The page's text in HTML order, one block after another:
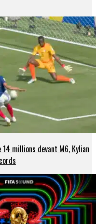
millions devant M6, Kylian